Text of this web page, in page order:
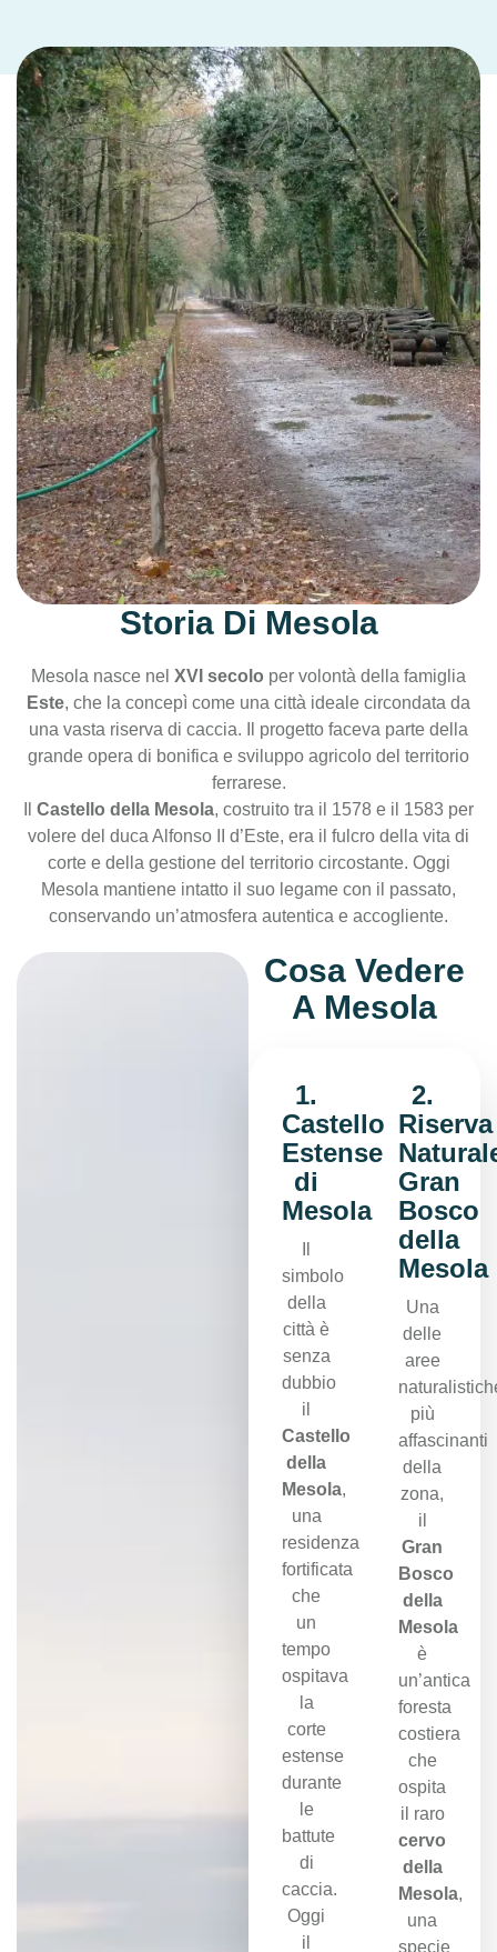
Storia Di Mesola
Mesola nasce nel XVI secolo per volontà della famiglia
Este, che la concepì come una città ideale circondata da
una vasta riserva di caccia. Il progetto faceva parte della
grande opera di bonifica e sviluppo agricolo del territorio
ferrarese.
Castello della Mesola, costruito tra il 1578 e il 1583 per
volere del duca Alfonso II d’Este, era il fulcro della vita di
corte e della gestione del territorio circostante. Oggi
Mesola mantiene intatto il suo legame con il passato,
conservando un’atmosfera autentica e accogliente.
Cosa Vedere
A Mesola
1.
Castello
Estense
di
Mesola
simbolo
della
città è
senza
dubbio
il
Castello
della
Mesola,
una
residenza
fortificata
che
un
tempo
ospitava
la
corte
estense
durante
le
battute
di
caccia.
Oggi
il
2.
Riserva
Gran
Bosco
della
Mesola
Una
delle
aree
più
affascinanti
della
zona,
il
Gran
Bosco
della
Mesola
è
un’antica
foresta
costiera
che
ospita
il raro
cervo
della
Mesola,
una
specie